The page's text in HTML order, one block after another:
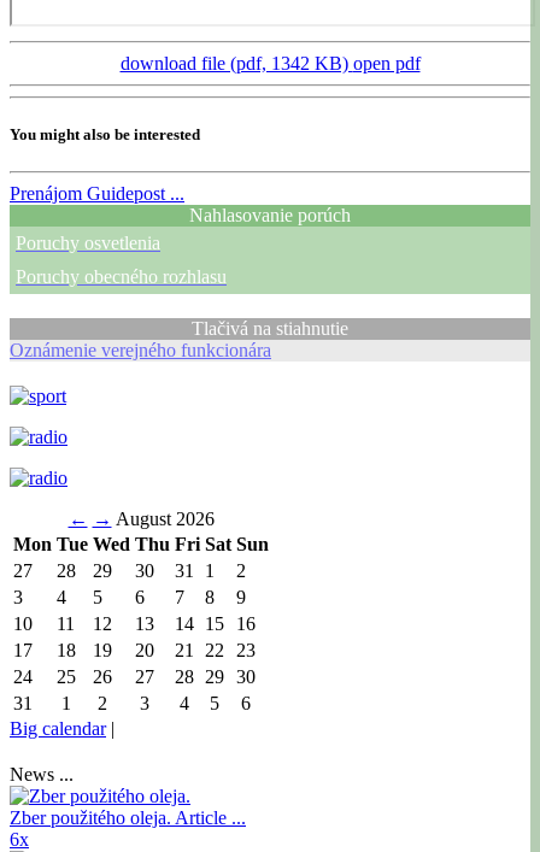
download file (pdf, 1342 KB) open pdf
You might also be interested
Prenájom Guidepost ...
Nahlasovanie porúch
Poruchy osvetlenia
Poruchy obecného rozhlasu
Tlačivá na stiahnutie
Oznámenie verejného funkcionára
← → August 2026
Mon Tue Wed Thu Fri Sat Sun
27
28 29 30 31 1
2
3
4 5 6 7 8
9
10
11 12 13 14 15
16
17
18 19 20 21 22
23
24
25 26 27 28 29 30
31
1 2 3 4 5
6
Big calendar|
News ...
Zber použitého oleja. Article ...
6x